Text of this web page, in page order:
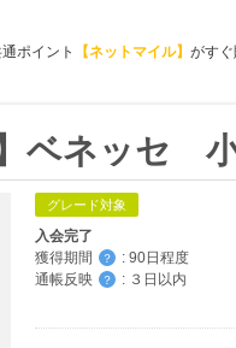
ポイント 【ネットマイル】 がすぐ
】ベネッセ
グレード対象
入会完了
獲得期間
？ : 90日程度
通帳反映
？ : ３日以内